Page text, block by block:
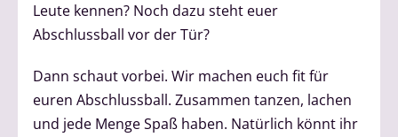
Leute kennen? Noch dazu steht euer
Abschlussball vor der Tür?
Dann schaut vorbei. Wir machen euch fit für
euren Abschlussball. Zusammen tanzen, lachen
und jede Menge Spaß haben. Natürlich könnt ihr